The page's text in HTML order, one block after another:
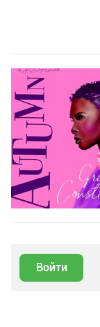
Войти